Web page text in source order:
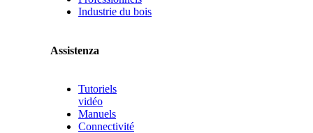
Industrie du bois
Assistenza
Tutoriels
vidéo
Manuels
Connectivité